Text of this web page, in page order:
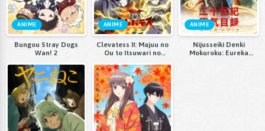
ANIME
Bungou Stray Dogs
Wan! 2
ANIME
Clevatess II: Majuu no
Ou to Itsuwari no
ANIME
Nijusseiki Denki
Mokuroku: Eureka